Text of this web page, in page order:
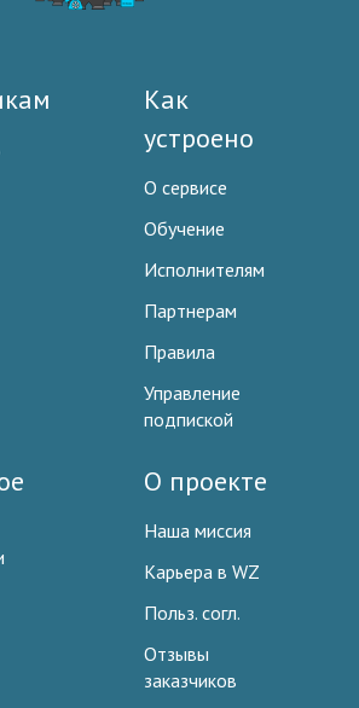
Как
устроено
О сервисе
Обучение
Исполнителям
Партнерам
Правила
Управление
подпиской
О проекте
Наша миссия
Карьера в WZ
Польз. согл.
Отзывы
заказчиков